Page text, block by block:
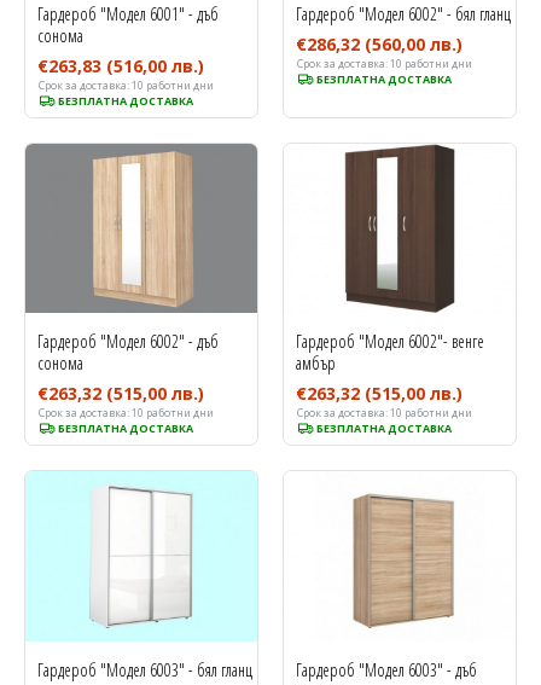
Срок за доставка:10 работни дни
БЕЗПЛАТНА ДОСТАВКА
Гардероб "Модел 6001" - дъб
сонома
€263,83 (516,00 лв.) Срок за доставка:10 работни дни
БЕЗПЛАТНА ДОСТАВКА
Гардероб "Модел 6002" - бял гланц
€286,32 (560,00 лв.)
Срок за доставка:10 работни дни
БЕЗПЛАТНА ДОСТАВКА
Гардероб "Модел 6002" - дъб
сонома
€263,32 (515,00 лв.)
Срок за доставка:10 работни дни
БЕЗПЛАТНА ДОСТАВКА
Гардероб "Модел 6002"- венге
амбър
€263,32 (515,00 лв.)
Гардероб "Модел 6003" - бял гланц
Гардероб "Модел 6003" - дъб